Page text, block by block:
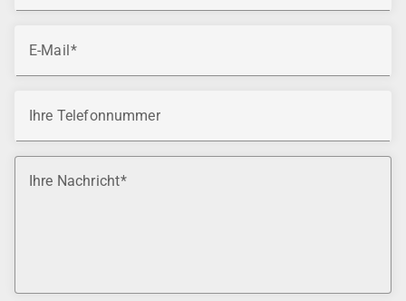
E-Mail
Ihre Telefonnummer
Ihre Nachricht